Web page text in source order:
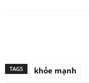
TAGS khỏe mạnh